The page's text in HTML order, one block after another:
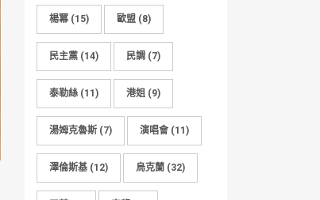
楊冪 (15) 歐盟 (8)
民主黨 (14) 民調 (7)
泰勒絲 (11) 港姐 (9)
湯姆克魯斯 (7) 演唱會 (11)
澤倫斯基 (12) 烏克蘭 (32)